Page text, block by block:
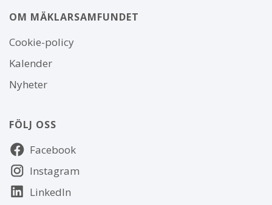
OM MÄKLARSAMFUNDET
Om
webbplatsen
Cookie-policy
Kalender
Nyheter
FÖLJ OSS
Följ
oss Facebook
Instagram
LinkedIn